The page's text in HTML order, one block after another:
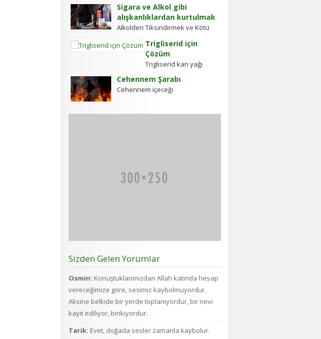
bisküvi bulunduğunu veya cips
torbalarının daha fazla hava...
gerekse Seyyid Tâhâ
hazretlerinin döneminde bu
kadar değildi....
Sigara ve Alkol gibi
alışkanlıklardan kurtulmak
Alkolden Tiksindirmek ve Kötü
Alkolden Tiksindirmek ve Kötü
Huylardan Vazgecirmek icin
Okumak için belli bir zamanı yok...
Trigliserid için
Çözüm
Trigliserid kan yağı
olarak biliniyor ve kan
içinde yağın olması
kanın akışkanlığını
çok yük biniyor. Yaşlı
Cehennem Şarabı
Cehennem içeceği
Sizden Gelen Yorumlar
Osmin: Konuştuklarımızdan Allah katında hesap
vereceğimize göre, sesimiz kaybolmuyordur.
Aksine belkide bir yerde toplanıyordur, bir nevi
kayıt ediliyor, birikiyordur.
Tarik: Evet, doğada sesler zamanla kaybolur.